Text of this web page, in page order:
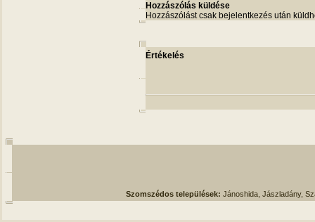
Hozzászólás küldése
Hozzászólást csak bejelentkezés után
Értékelés
Szomszédos települések: Jánoshida, Jászladány,